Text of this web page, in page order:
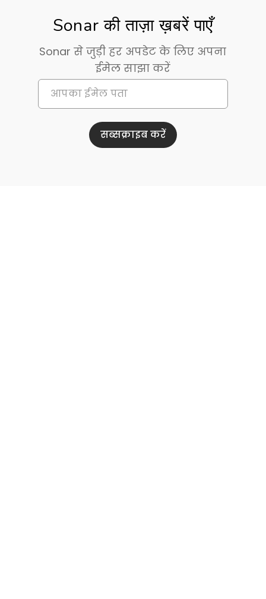
Sonar की ताज़ा ख़बरें पाएँ
Sonar से जुड़ी हर अपडेट के लिए अपना
ईमेल साझा करें
सब्सक्राइब करें